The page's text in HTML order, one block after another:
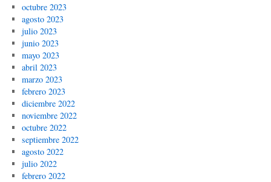
octubre 2023
agosto 2023
julio 2023
junio 2023
mayo 2023
abril 2023
marzo 2023
febrero 2023
diciembre 2022
noviembre 2022
octubre 2022
septiembre 2022
agosto 2022
julio 2022
febrero 2022